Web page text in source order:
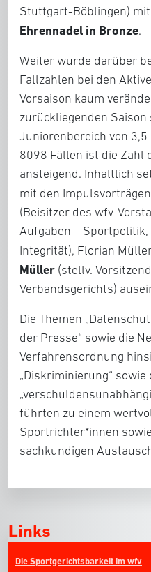
Stuttgart-Böblingen)
Ehrennadel in Bronze.
Weiter wurde darüber
Fallzahlen bei den
Vorsaison kaum
zurückliegenden
Juniorenbereich von
8098 Fällen ist die Zahl
ansteigend. Inhaltlich
mit den
(Beisitzer des wfv-
Aufgaben – Sportpolitik,
Integrität), Florian
Müller (stellv.
Verbandsgerichts)
Die Themen
der Presse“ sowie die
Verfahrensordnung
„Diskriminierung“ sowie
führten zu einem
Sportrichter*innen
sachkundigen
Links
Die Sportgerichtsbarkeit im wfv